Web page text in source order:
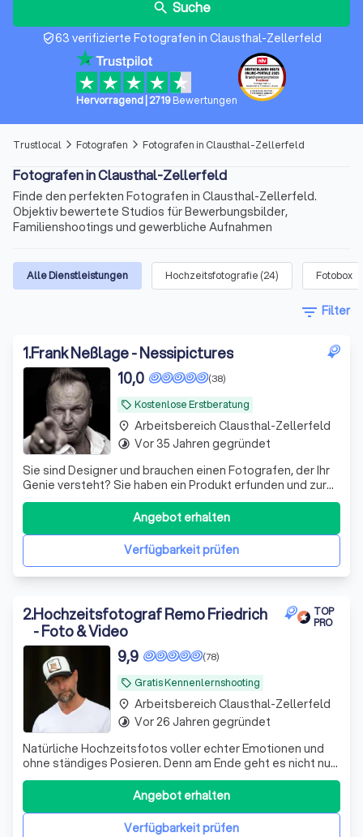
search Suche
verified_user63 verifizierte Fotografen in Clausthal-Zellerfeld
Hervorragend 2719Bewertungen
Trustlocal arrow_forward_ios Fotografen arrow_forward_ios Fotografen in Clausthal-Zellerfeld
Fotografen in Clausthal-Zellerfeld
Finde den perfekten Fotografen in Clausthal-Zellerfeld.
Objektiv bewertete Studios für Bewerbungsbilder,
Familienshootings und gewerbliche Aufnahmen
Alle Dienstleistungen Hochzeitsfotografie (24) Fotobox
filter_list Filter
1.Frank Neßlage - Nessipictures
local_offer Kostenlose Erstberatung
(38)
10,0
Sie sind Designer und brauchen einen Fotografen, der Ihr
Genie versteht? Sie haben ein Produkt erfunden und zur
Vermarktung fehlt noch ein gutes Foto? Ihre Lebensmittel
sollen noch besser aussehen?
Verfügbarkeit prüfen
Angebot erhalten
place Arbeitsbereich Clausthal-Zellerfeld
timelapse Vor 35 Jahren gegründet
2.Hochzeitsfotograf Remo Friedrich
- Foto & Video
TOP
PRO
local_offer Gratis Kennenlernshooting
(78)
9,9
Natürliche Hochzeitsfotos voller echter Emotionen und
ohne ständiges Posieren. Denn am Ende geht es nicht nur
darum, wie eure Hochzeit aussah, sondern vor allem
darum, wie sie sich angefühlt hat.
Verfügbarkeit prüfen
Angebot erhalten
place Arbeitsbereich Clausthal-Zellerfeld
timelapse Vor 26 Jahren gegründet